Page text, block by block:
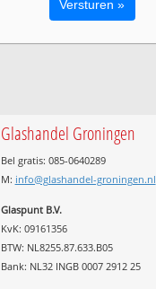
Glashandel Groningen
Bel gratis: 085-0640289
M: info@glashandel-groningen.nl
Glaspunt B.V.
KvK: 09161356
BTW: NL8255.87.633.B05
Bank: NL32 INGB 0007 2912 25